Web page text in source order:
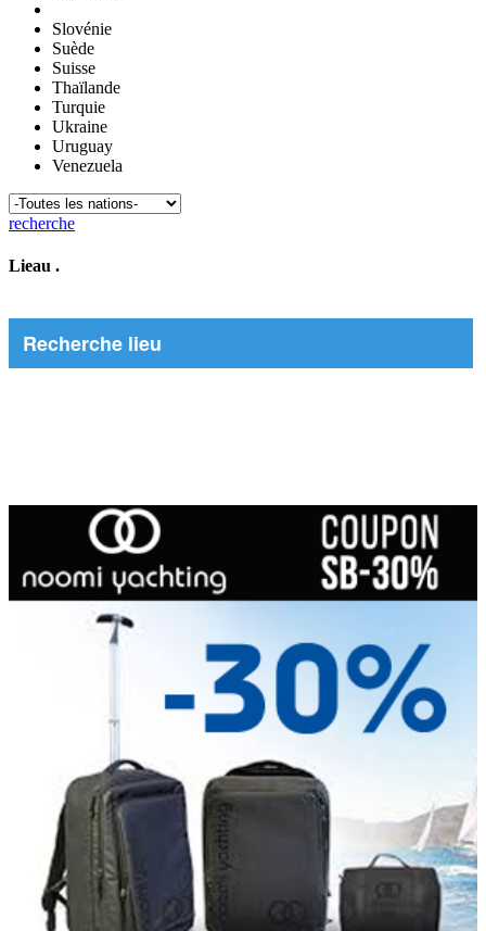
Slovénie
Suède
Suisse
Thaïlande
Turquie
Ukraine
Uruguay
Venezuela
recherche
Lieau .